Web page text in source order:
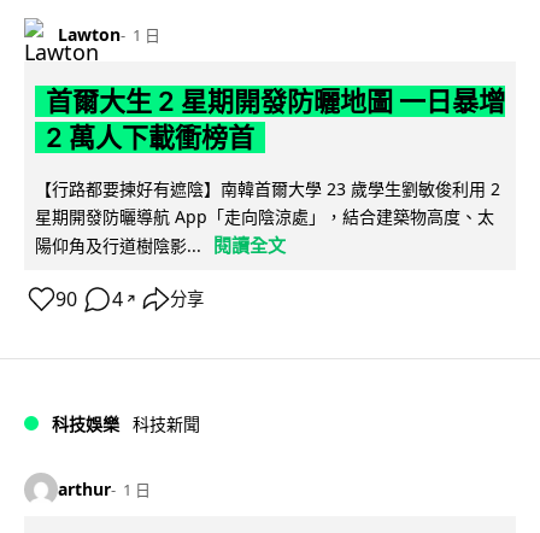
Lawton 1 日
首爾大生 2 星期開發防曬地圖 一日暴增
2 萬人下載衝榜首
【行路都要揀好有遮陰】南韓首爾大學 23 歲學生劉敏俊利用 2
星期開發防曬導航 App「走向陰涼處」，結合建築物高度、太
陽仰角及行道樹陰影...
閱讀全文
90 4 ↗ 分享
科技娛樂 科技新聞
arthur 1 日